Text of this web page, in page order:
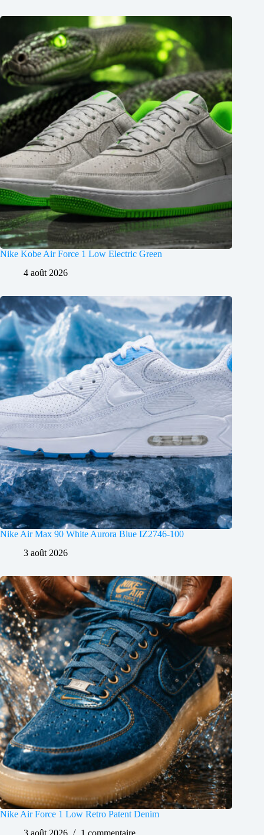
Nike Kobe Air Force 1 Low Electric Green
4 août 2026
Nike Air Max 90 White Aurora Blue IZ2746-100
3 août 2026
Nike Air Force 1 Low Retro Patent Denim